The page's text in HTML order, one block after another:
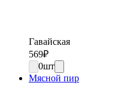
Гавайская
569₽
0шт
Мясной пир